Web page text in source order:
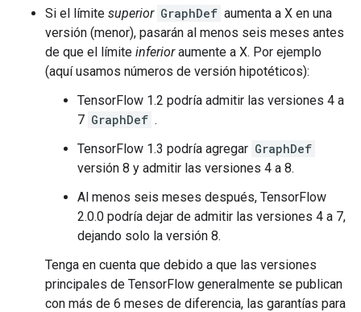
Si el límite superior GraphDef aumenta a X en una
versión (menor), pasarán al menos seis meses antes
de que el límite inferioraumente a X. Por ejemplo
(aquí usamos números de versión hipotéticos):
TensorFlow 1.2 podría admitir las versiones 4 a
7 GraphDef .
TensorFlow 1.3 podría agregar GraphDef
versión 8 y admitir las versiones 4 a 8.
Al menos seis meses después, TensorFlow
2.0.0 podría dejar de admitir las versiones 4 a 7,
dejando solo la versión 8.
Tenga en cuenta que debido a que las versiones
principales de TensorFlow generalmente se publican
con más de 6 meses de diferencia, las garantías para